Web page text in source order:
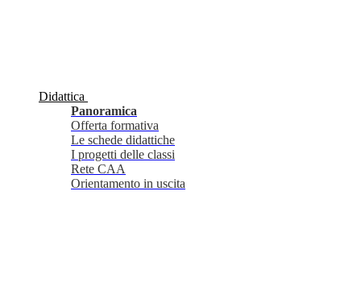
Didattica
Panoramica
Offerta formativa
Le schede didattiche
I progetti delle classi
Rete CAA
Orientamento in uscita